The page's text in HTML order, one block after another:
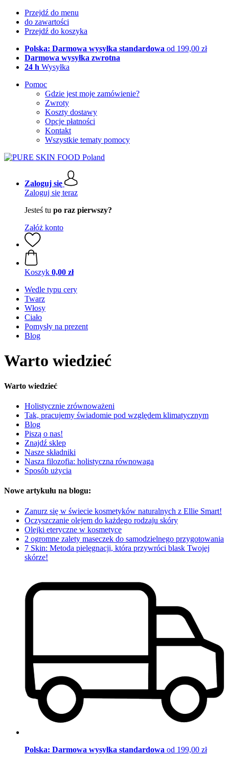
Przejdź do menu
do zawartości
Przejdź do koszyka
Polska: Darmowa wysyłka standardowa od 199,00 zł
Darmowa wysyłka zwrotna
24 h Wysyłka
Pomoc
Gdzie jest moje zamówienie?
Zwroty
Koszty dostawy
Opcje płatności
Kontakt
Wszystkie tematy pomocy
Zaloguj się
Zaloguj się teraz
Jesteś tu po raz pierwszy?
Załóż konto
Koszyk 0,00 zł
Wedle typu cery
Twarz
Włosy
Ciało
Pomysły na prezent
Blog
Warto wiedzieć
Warto wiedzieć
Holistycznie zrównoważeni
Tak, pracujemy świadomie pod względem klimatycznym
Blog
Piszą o nas!
Znajdź sklep
Nasze składniki
Nasza filozofia: holistyczna równowaga
Sposób użycia
Nowe artykułu na blogu:
Zanurz się w świecie kosmetyków naturalnych z Ellie Smart!
Oczyszczanie olejem do każdego rodzaju skóry
Olejki eteryczne w kosmetyce
2 ogromne zalety maseczek do samodzielnego przygotowania
7 Skin: Metoda pielęgnacji, która przywróci blask Twojej
skórze!
Polska: Darmowa wysyłka standardowa od 199,00 zł